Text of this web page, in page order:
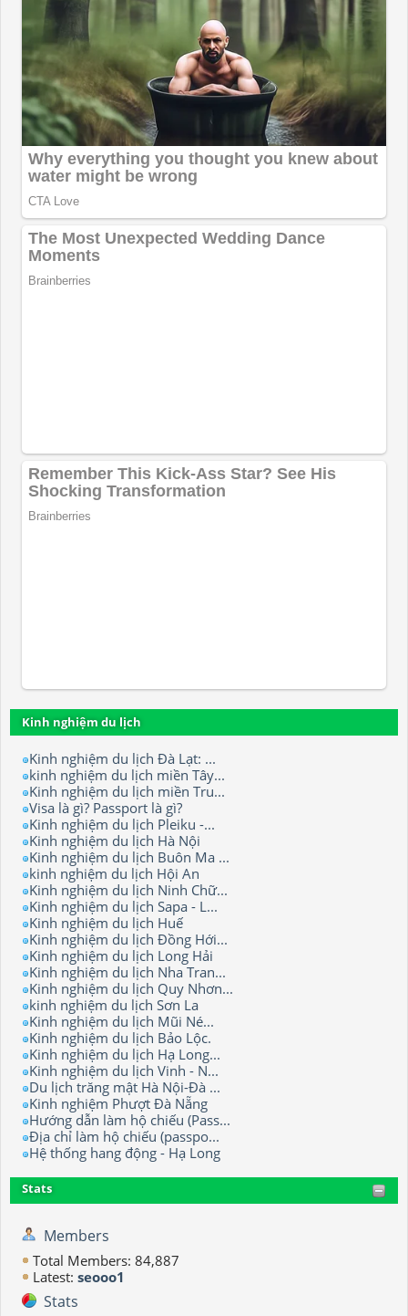
Kinh nghiệm du lịch
Kinh nghiệm du lịch Đà Lạt: ...
kinh nghiệm du lịch miền Tây...
Kinh nghiệm du lịch miền Tru...
Visa là gì? Passport là gì?
Kinh nghiệm du lịch Pleiku -...
Kinh nghiệm du lịch Hà Nội
Kinh nghiệm du lịch Buôn Ma ...
kinh nghiệm du lịch Hội An
Kinh nghiệm du lịch Ninh Chữ...
Kinh nghiệm du lịch Sapa - L...
Kinh nghiệm du lịch Huế
Kinh nghiệm du lịch Đồng Hới...
Kinh nghiệm du lịch Long Hải
Kinh nghiệm du lịch Nha Tran...
Kinh nghiệm du lịch Quy Nhơn...
kinh nghiệm du lịch Sơn La
Kinh nghiệm du lịch Mũi Né...
Kinh nghiệm du lịch Bảo Lộc.
Kinh nghiệm du lịch Hạ Long...
Kinh nghiệm du lịch Vinh - N...
Du lịch trăng mật Hà Nội-Đà ...
Kinh nghiệm Phượt Đà Nẵng
Hướng dẫn làm hộ chiếu (Pass...
Địa chỉ làm hộ chiếu (passpo...
Hệ thống hang động - Hạ Long
Stats
Members
Total Members: 84,887
Latest: seooo1
Stats